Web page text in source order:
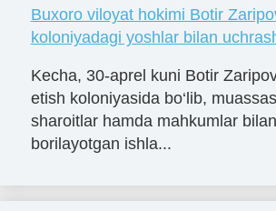
Buxoro viloyat hokimi Botir
koloniyadagi yoshlar bilan
Kecha, 30-aprel kuni Botir
etish koloniyasida bo‘lib,
sharoitlar hamda mahkumlar
borilayotgan ishla...